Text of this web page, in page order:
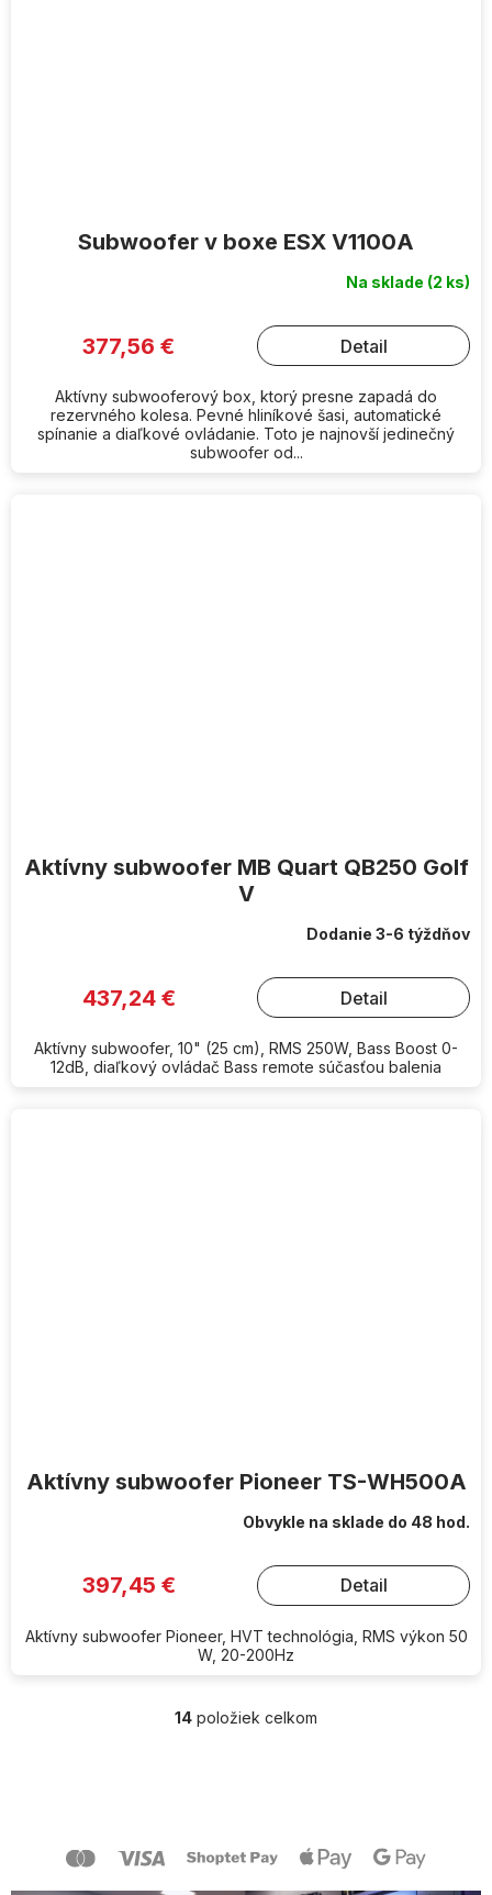
Subwoofer v boxe ESX V1100A
Na sklade (2 ks)
377,56 € Detail
Aktívny subwooferový box, ktorý presne zapadá do
rezervného kolesa. Pevné hliníkové šasi, automatické
spínanie a diaľkové ovládanie. Toto je najnovší jedinečný
subwoofer od...
Aktívny subwoofer MB Quart QB250 Golf
V
Dodanie 3-6 týždňov
437,24 € Detail
Aktívny subwoofer, 10" (25 cm), RMS 250W, Bass Boost 0-
12dB, diaľkový ovládač Bass remote súčasťou balenia
Aktívny subwoofer Pioneer TS-WH500A
Obvykle na sklade do 48 hod.
397,45 € Detail
Aktívny subwoofer Pioneer, HVT technológia, RMS výkon 50
W, 20-200Hz
O
c
14 položiek celkom